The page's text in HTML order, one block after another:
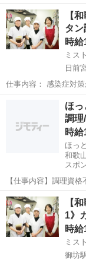
業務をお願いします。
す！ 【仕事詳細】 ◆簡単な調理・調理補助 ◆盛り付け ◆食器や器具
の洗浄 ◆キッチンの
和歌山 和歌山市
【
タ
時給
ミス
日前
仕事内容： 感染症対
業務をお願いします。
の洗浄 ◆キッチンの
ほ
調理
時
ほっ
和歌
スポ
【仕事内容】調理資
フ! 料理経験ゼロでも
調理は一切なし! スタ
野菜の切り方まで丁寧
アルバイト・パート
【
1》
時給
ミス
御坊